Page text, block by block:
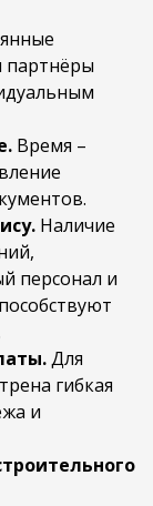
партнёры
Время –
Наличие
персонал и
Для
гибкая
и